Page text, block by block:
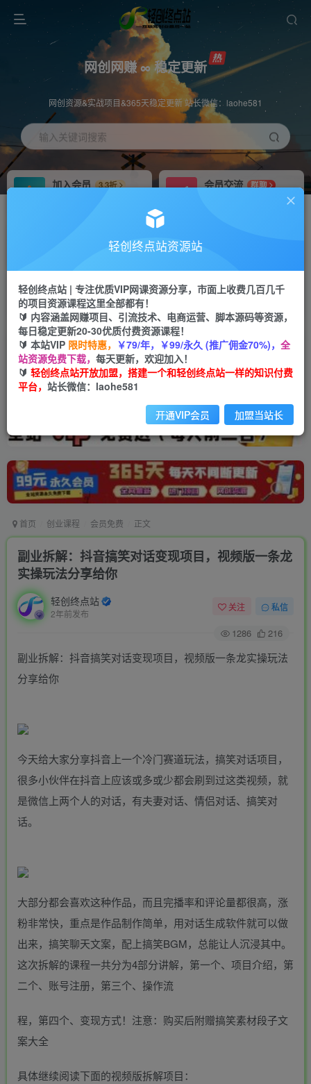
网创网赚 ∞ 稳定更新
网创资源&实战项目&365天稳定更新 站长微信：laohe581
输入关键词搜索
加入会员
3.3折
会员交流
群聊
推广返佣高达70%
投稿专区 免费
教程必须完整详细
APP下载
Down
首页 创业课程 会员免费 正文
副业拆解：抖音搞笑对话变现项目，视频版一条龙
实操玩法分享给你
轻创终点站
2年前发布
关注 私信
1286 216
副业拆解：抖音搞笑对话变现项目，视频版一条龙实操玩法
分享给你
今天给大家分享抖音上一个冷门赛道玩法，搞笑对话项目，
很多小伙伴在抖音上应该或多或少都会刷到过这类视频，就
是微信上两个人的对话，有夫妻对话、情侣对话、搞笑对
话。
大部分都会喜欢这种作品，而且完播率和评论量都很高，涨
粉非常快，重点是作品制作简单，用对话生成软件就可以做
出来，搞笑聊天文案，配上搞笑BGM，总能让人沉浸其中。
这次拆解的课程一共分为4部分讲解，第一个、项目介绍，第
二个、账号注册，第三个、操作流
程，第四个、变现方式！注意：购买后附赠搞笑素材段子文
案大全
具体继续阅读下面的视频版拆解项目：
轻创终点站资源站
轻创终点站 | 专注优质VIP网课资源分享，市面上收费几百几千
的项目资源课程这里全部都有！
🔰 内容涵盖网赚项目、引流技术、电商运营、脚本源码等资源，
每日稳定更新20-30优质付费资源课程！
🔰 本站VIP 限时特惠， ￥79/年，￥99/永久 (推广佣金70%)， 全
站资源免费下载， 每天更新，欢迎加入！
🔰 轻创终点站开放加盟，搭建一个和轻创终点站一样的知识付费
平台， 站长微信：laohe581
开通VIP会员 加盟当站长